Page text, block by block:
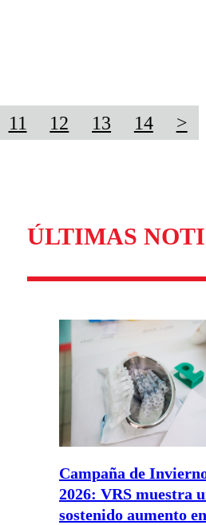
11 12 13 14 >
ÚLTIMAS
Campaña de
2026: VRS muestra
sostenido aumento